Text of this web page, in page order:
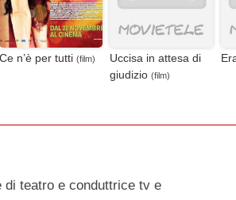
Ce n’è per tutti (film)
Uccisa in attesa di
giudizio (film)
di teatro e conduttrice tv e